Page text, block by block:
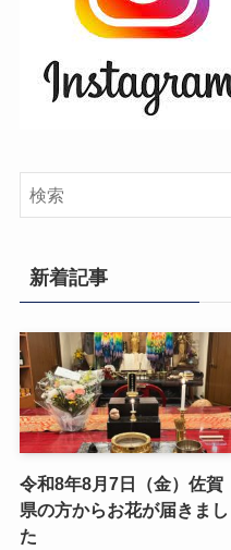
新着記事
令和8年8月7日（金）佐賀
県の方からお花が届きまし
た